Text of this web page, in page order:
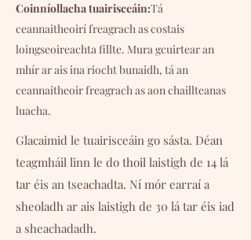
Coinníollacha tuairisceáin:Tá
ceannaitheoirí freagrach as costais
loingseoireachta fillte. Mura gcuirtear an
mhír ar ais ina riocht bunaidh, tá an
ceannaitheoir freagrach as aon chaillteanas
luacha.
Glacaimid le tuairisceáin go sásta. Déan
teagmháil linn le do thoil laistigh de 14 lá
tar éis an tseachadta. Ní mór earraí a
sheoladh ar ais laistigh de 30 lá tar éis iad
a sheachadadh.